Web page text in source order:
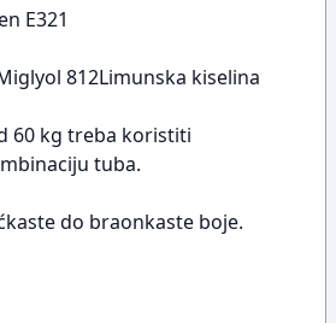
E321
812Limunska kiselina
60 kg treba koristiti
tuba.
do braonkaste boje.